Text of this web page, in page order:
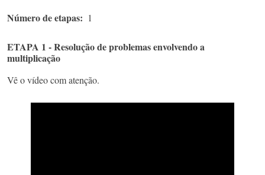
Número de etapas 1
ETAPA 1 - Resolução de problemas envolvendo a
multiplicação
Vê o vídeo com atenção.